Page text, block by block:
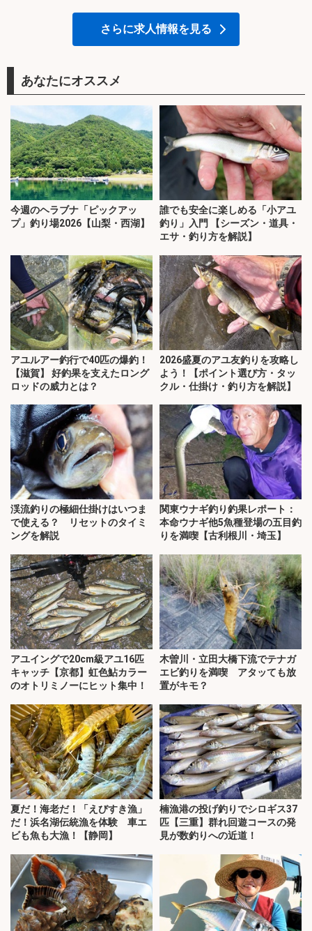
さらに求人情報を見る
あなたにオススメ
今週のヘラブナ「ピックアッ
プ」釣り場2026【山梨・西湖】
誰でも安全に楽しめる「小アユ
釣り」入門 【シーズン・道具・
エサ・釣り方を解説】
アユルアー釣行で40匹の爆釣！
【滋賀】 好釣果を支えたロング
ロッドの威力とは？
2026盛夏のアユ友釣りを攻略し
よう！【ポイント選び方・タッ
クル・仕掛け・釣り方を解説】
渓流釣りの極細仕掛けはいつま
で使える？ リセットのタイミ
ングを解説
関東ウナギ釣り釣果レポート：
本命ウナギ他5魚種登場の五目釣
りを満喫【古利根川・埼玉】
アユイングで20cm級アユ16匹
キャッチ【京都】虹色鮎カラー
のオトリミノーにヒット集中！
木曽川・立田大橋下流でテナガ
エビ釣りを満喫 アタッても放
置がキモ？
夏だ！海老だ！「えびすき漁」
だ！浜名湖伝統漁を体験 車エ
ビも魚も大漁！【静岡】
楠漁港の投げ釣りでシロギス37
匹【三重】群れ回遊コースの発
見が数釣りへの近道！